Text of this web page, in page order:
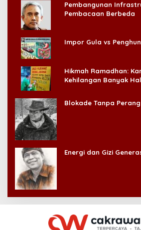
Pembangunan
Pembacaan Berbeda
Impor Gula vs
Hikmah Ramadhan:
Kehilangan Banyak
Blokade Tanpa
Energi dan Gizi